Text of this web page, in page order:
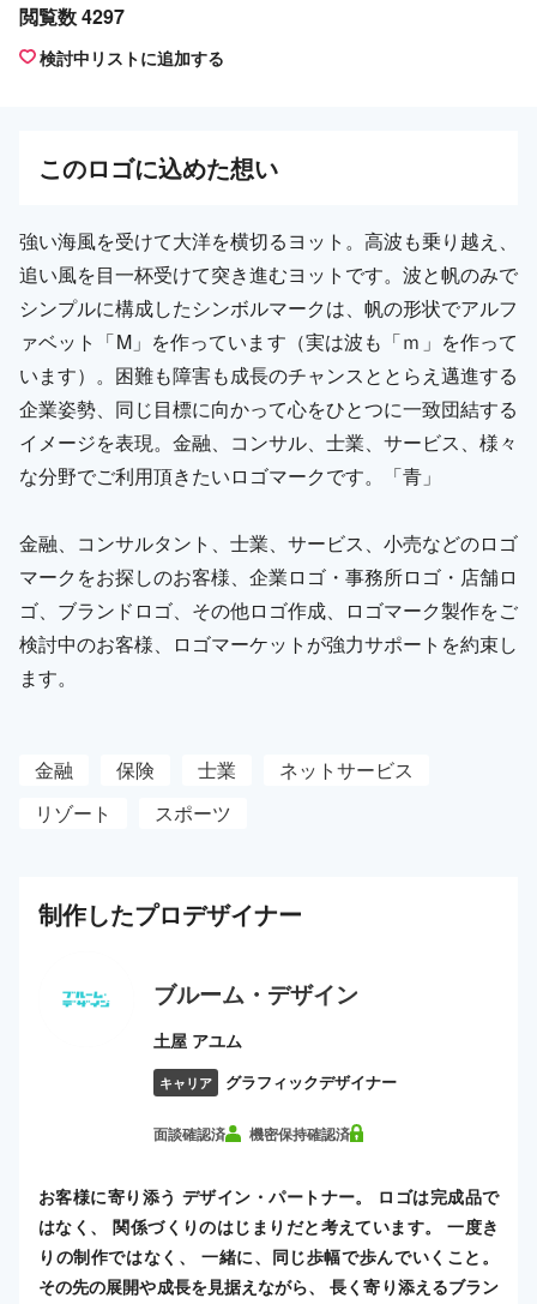
閲覧数 4297
検討中リストに追加する
このロゴに込めた想い
強い海風を受けて大洋を横切るヨット。高波も乗り越え、
追い風を目一杯受けて突き進むヨットです。波と帆のみで
シンプルに構成したシンボルマークは、帆の形状でアルフ
ァベット「M」を作っています（実は波も「ｍ」を作って
います）。困難も障害も成長のチャンスととらえ邁進する
企業姿勢、同じ目標に向かって心をひとつに一致団結する
イメージを表現。金融、コンサル、士業、サービス、様々
な分野でご利用頂きたいロゴマークです。「青」
金融、コンサルタント、士業、サービス、小売などのロゴ
マークをお探しのお客様、企業ロゴ・事務所ロゴ・店舗ロ
ゴ、ブランドロゴ、その他ロゴ作成、ロゴマーク製作をご
検討中のお客様、ロゴマーケットが強力サポートを約束し
ます。
金融 保険 士業
ネットサービス
リゾート
スポーツ
制作したプロデザイナー
ブルーム・デザイン
土屋 アユム
キャリア グラフィックデザイナー
面談確認済 機密保持確認済
お客様に寄り添う デザイン・パートナー。 ロゴは完成品で
はなく、 関係づくりのはじまりだと考えています。 一度き
りの制作ではなく、 一緒に、同じ歩幅で歩んでいくこと。
その先の展開や成長を見据えながら、 長く寄り添えるブラン